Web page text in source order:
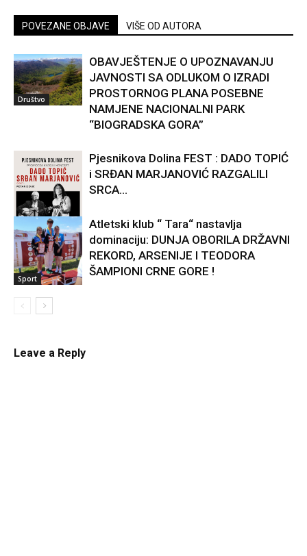
POVEZANE OBJAVE VIŠE OD AUTORA
Društvo
OBAVJEŠTENJE O UPOZNAVANJU
JAVNOSTI SA ODLUKOM O IZRADI
PROSTORNOG PLANA POSEBNE
NAMJENE NACIONALNI PARK
“BIOGRADSKA GORA”
Kultura
Pjesnikova Dolina FEST : DADO TOPIĆ
i SRĐAN MARJANOVIĆ RAZGALILI
SRCA...
Sport
Atletski klub “ Tara“ nastavlja
dominaciju: DUNJA OBORILA DRŽAVNI
REKORD, ARSENIJE I TEODORA
ŠAMPIONI CRNE GORE !
Leave a Reply